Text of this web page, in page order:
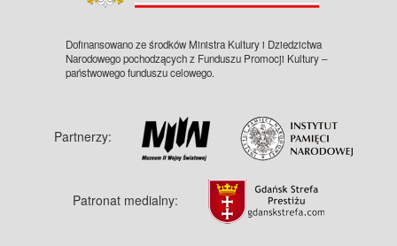
Dofinansowano ze środków Ministra Kultury i Dziedzictwa
Narodowego pochodzących z Funduszu Promocji Kultury –
państwowego funduszu celowego.
Partnerzy:
Patronat medialny: